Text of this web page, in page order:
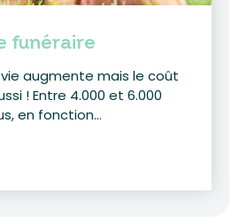
funéraire
augmente mais le coût
! Entre 4.000 et 6.000
en fonction...